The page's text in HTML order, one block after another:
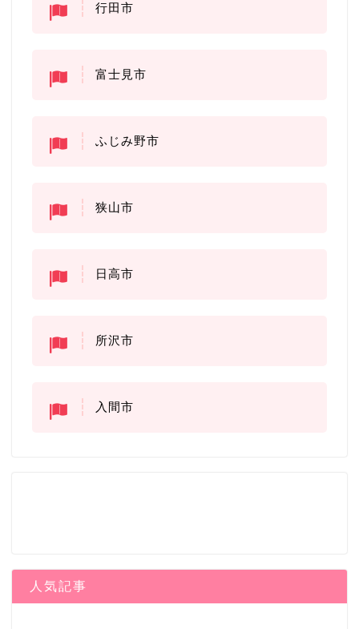
行田市
富士見市
ふじみ野市
狭山市
日高市
所沢市
入間市
人気記事